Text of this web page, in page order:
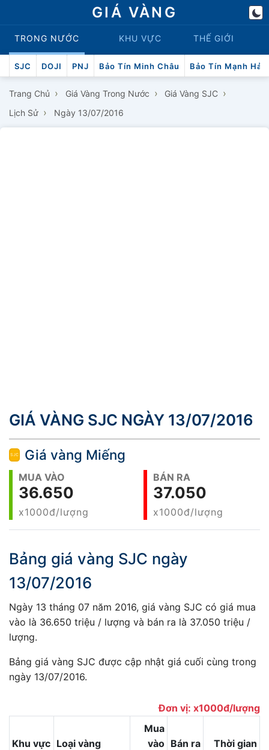
GIÁ VÀNG
TRONG NƯỚC KHU VỰC THẾ GIỚI
SJC DOJI PNJ Bảo Tín Minh Châu Bảo Tín Mạnh Hải
Trang Chủ › Giá Vàng Trong Nước › Giá Vàng SJC ›
Lịch Sử › Ngày 13/07/2016
GIÁ VÀNG SJC NGÀY 13/07/2016
Giá vàng Miếng
MUA VÀO
36.650
x1000đ/lượng
BÁN RA
37.050
x1000đ/lượng
Bảng giá vàng SJC ngày
13/07/2016
Ngày 13 tháng 07 năm 2016, giá vàng SJC có giá mua
vào là 36.650 triệu / lượng và bán ra là 37.050 triệu /
lượng.
Bảng giá vàng SJC được cập nhật giá cuối cùng trong
ngày 13/07/2016.
Đơn vị: x1000đ/lượng
Khu vực Loại vàng
Mua
vào Bán ra Thời gian